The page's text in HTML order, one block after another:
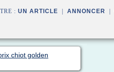
: UN ARTICLE ANNONCER
chiot golden